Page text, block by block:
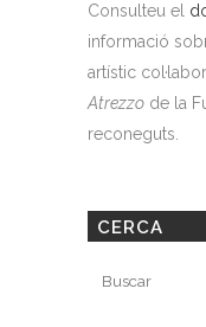
Consulteu el
informació
artístic
Atrezzo de la
reconeguts.
CERCA